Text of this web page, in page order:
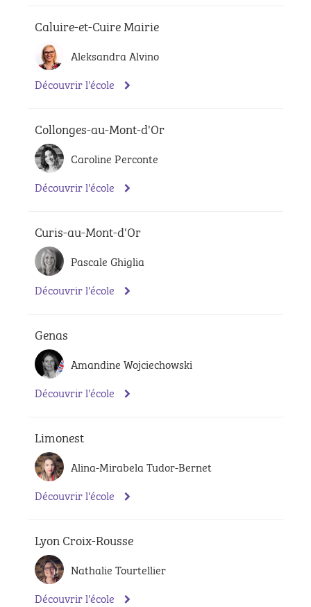
Caluire-et-Cuire Mairie
Aleksandra Alvino
Découvrir l'école
Collonges-au-Mont-d'Or
Caroline Perconte
Découvrir l'école
Curis-au-Mont-d'Or
Pascale Ghiglia
Découvrir l'école
Genas
Amandine Wojciechowski
Découvrir l'école
Limonest
Alina-Mirabela Tudor-Bernet
Découvrir l'école
Lyon Croix-Rousse
Nathalie Tourtellier
Découvrir l'école